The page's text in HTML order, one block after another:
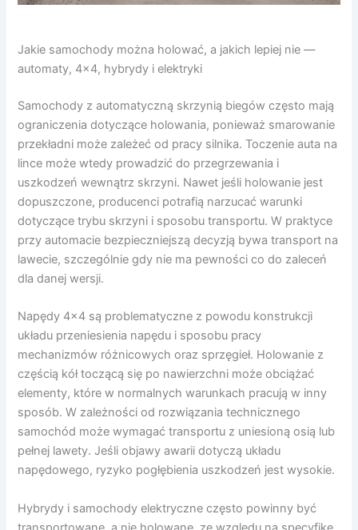
Jakie samochody można holować, a jakich lepiej nie —
automaty, 4×4, hybrydy i elektryki
Samochody z automatyczną skrzynią biegów często mają
ograniczenia dotyczące holowania, ponieważ smarowanie
przekładni może zależeć od pracy silnika. Toczenie auta na
lince może wtedy prowadzić do przegrzewania i
uszkodzeń wewnątrz skrzyni. Nawet jeśli holowanie jest
dopuszczone, producenci potrafią narzucać warunki
dotyczące trybu skrzyni i sposobu transportu. W praktyce
przy automacie bezpieczniejszą decyzją bywa transport na
lawecie, szczególnie gdy nie ma pewności co do zaleceń
dla danej wersji.
Napędy 4×4 są problematyczne z powodu konstrukcji
układu przeniesienia napędu i sposobu pracy
mechanizmów różnicowych oraz sprzęgieł. Holowanie z
częścią kół toczącą się po nawierzchni może obciążać
elementy, które w normalnych warunkach pracują w inny
sposób. W zależności od rozwiązania technicznego
samochód może wymagać transportu z uniesioną osią lub
pełnej lawety. Jeśli objawy awarii dotyczą układu
napędowego, ryzyko pogłębienia uszkodzeń jest wysokie.
Hybrydy i samochody elektryczne często powinny być